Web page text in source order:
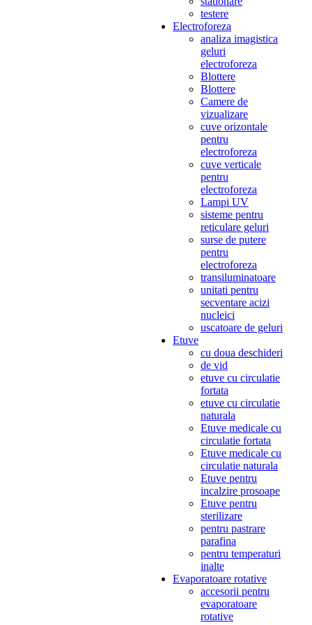
testere
Electroforeza
analiza imagistica
geluri
electroforeza
Blottere
Blottere
Camere de
vizualizare
cuve orizontale
pentru
electroforeza
cuve verticale
pentru
electroforeza
Lampi UV
sisteme pentru
reticulare geluri
surse de putere
pentru
electroforeza
transiluminatoare
unitati pentru
secventare acizi
nucleici
uscatoare de geluri
Etuve
cu doua deschideri
de vid
etuve cu circulatie
fortata
etuve cu circulatie
naturala
Etuve medicale cu
circulatie fortata
Etuve medicale cu
circulatie naturala
Etuve pentru
incalzire prosoape
Etuve pentru
sterilizare
pentru pastrare
parafina
pentru temperaturi
inalte
Evaporatoare rotative
accesorii pentru
evaporatoare
rotative